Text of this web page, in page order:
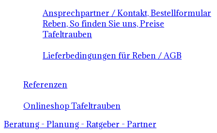
Ansprechpartner / Kontakt, Bestellformular
Reben, So finden Sie uns, Preise
Tafeltrauben
Lieferbedingungen für Reben / AGB
Referenzen
Onlineshop Tafeltrauben
Beratung - Planung - Ratgeber - Partner